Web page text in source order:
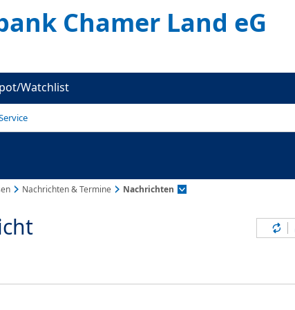
Chamer Land eG
Watchlist
Nachrichten & Termine Nachrichten